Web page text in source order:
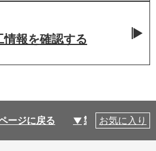
情報を確認する
ージに戻る 製品仕様
お気に入り